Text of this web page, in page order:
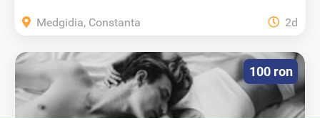
Medgidia, Constanta 2d
100 ron